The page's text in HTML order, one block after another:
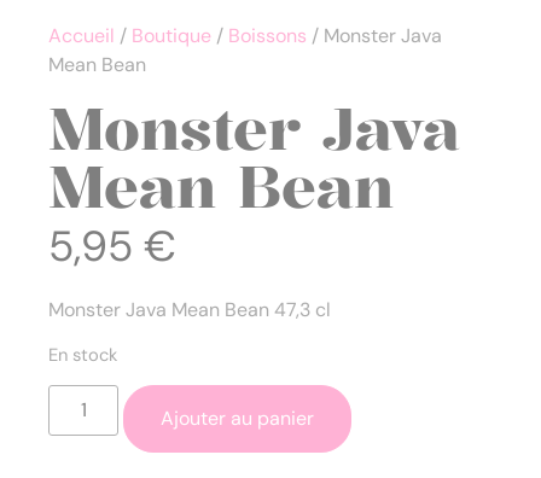
Accueil / Boutique / Boissons / Monster Java
Mean Bean
Monster Java
Mean Bean
5,95 €
Monster Java Mean Bean 47,3 cl
En stock
Ajouter au panier